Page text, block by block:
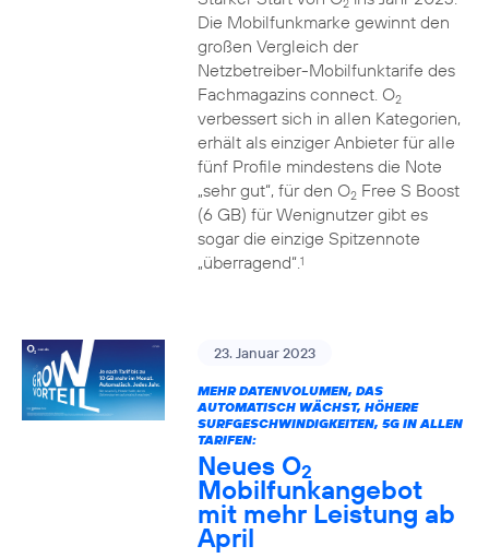
2
Die Mobilfunkmarke gewinnt den
großen Vergleich der
Netzbetreiber-Mobilfunktarife des
Fachmagazins connect. O2
verbessert sich in allen Kategorien,
erhält als einziger Anbieter für alle
fünf Profile mindestens die Note
„sehr gut“, für den O2Free S Boost
(6 GB) für Wenignutzer gibt es
sogar die einzige Spitzennote
„überragend“.1
23. Januar 2023
MEHR DATENVOLUMEN, DAS
AUTOMATISCH WÄCHST, HÖHERE
SURFGESCHWINDIGKEITEN, 5G IN ALLEN
TARIFEN:
Neues O2
Mobilfunkangebot
mit mehr Leistung ab
April